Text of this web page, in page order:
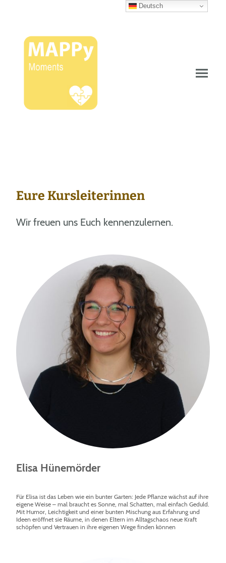
Eure Kursleiterinnen
Wir freuen uns Euch kennenzulernen.
Elisa Hünemörder
Für Elisa ist das Leben wie ein bunter Garten: Jede Pflanze wächst auf ihre
eigene Weise – mal braucht es Sonne, mal Schatten, mal einfach Geduld.
Mit Humor, Leichtigkeit und einer bunten Mischung aus Erfahrung und
Ideen eröffnet sie Räume, in denen Eltern im Alltagschaos neue Kraft
schöpfen und Vertrauen in ihre eigenen Wege finden können
Deutsch